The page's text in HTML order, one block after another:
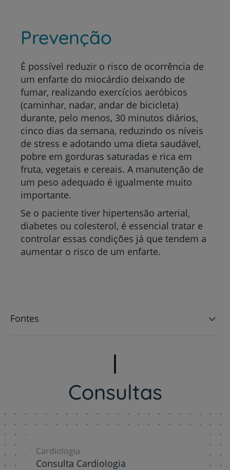
Prevenção
É possível reduzir o risco de ocorrência de
um enfarte do miocárdio deixando de
fumar, realizando exercícios aeróbicos
(caminhar, nadar, andar de bicicleta)
durante, pelo menos, 30 minutos diários,
cinco dias da semana, reduzindo os níveis
de stress e adotando uma dieta saudável,
pobre em gorduras saturadas e rica em
fruta, vegetais e cereais. A manutenção de
um peso adequado é igualmente muito
importante.
Se o paciente tiver hipertensão arterial,
diabetes ou colesterol, é essencial tratar e
controlar essas condições já que tendem a
aumentar o risco de um enfarte.
Fontes
Consultas
Cardiologia
Consulta Cardiologia